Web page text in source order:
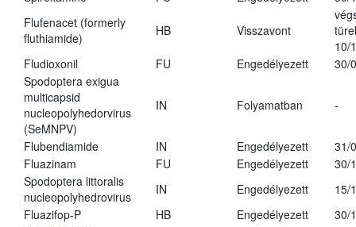
Flufenacet (formerly
fluthiamide)
HB Visszavont
10/
Fludioxonil
FU Engedélyezett
30/
Spodoptera exigua
multicapsid
nucleopolyhedorvirus
(SeMNPV)
IN Folyamatban -
Flubendiamide IN Engedélyezett
31/
Fluazinam
FU Engedélyezett
30/
Spodoptera littoralis
nucleopolyhedrovirus
IN Engedélyezett
15/
Fluazifop-P
HB Engedélyezett
30/